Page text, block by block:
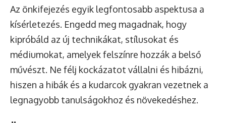
Az önkifejezés egyik legfontosabb aspektusa a
kísérletezés. Engedd meg magadnak, hogy
kipróbáld az új technikákat, stílusokat és
médiumokat, amelyek felszínre hozzák a belső
művészt. Ne félj kockázatot vállalni és hibázni,
hiszen a hibák és a kudarcok gyakran vezetnek a
legnagyobb tanulságokhoz és növekedéshez.